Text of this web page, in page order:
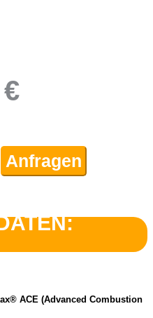
Anfragen
ACE (Advanced Combustion